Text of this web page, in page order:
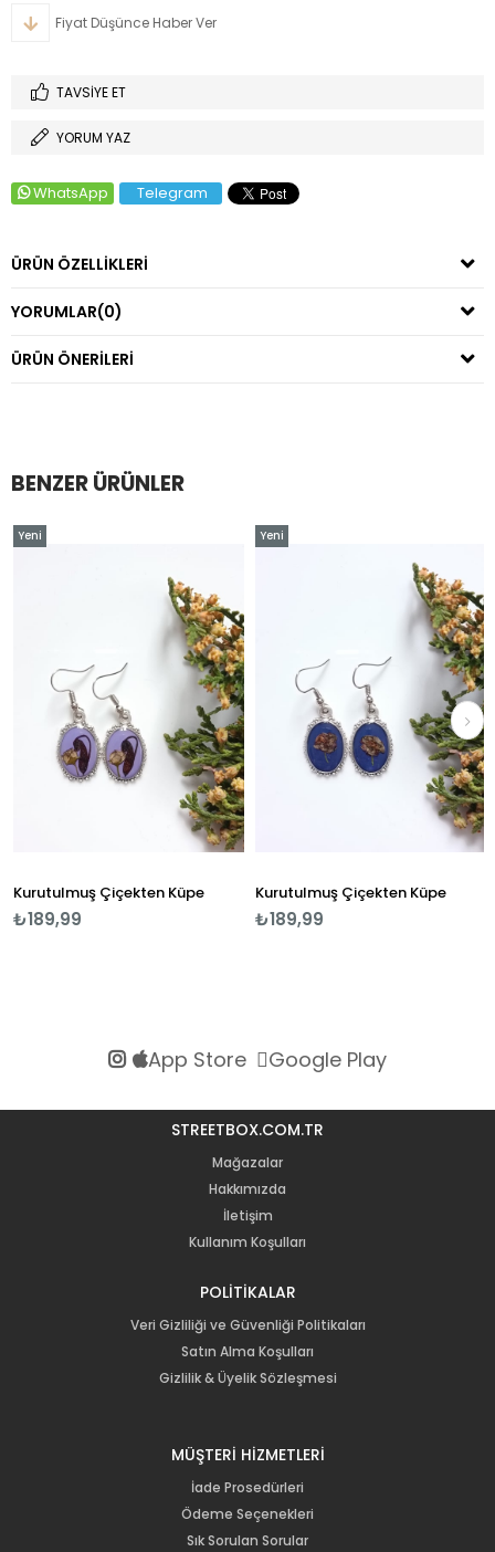
Fiyat Düşünce Haber Ver
TAVSIYE ET
YORUM YAZ
WhatsApp Telegram
ÜRÜN ÖZELLIKLERI
YORUMLAR(0)
ÜRÜN ÖNERILERI
BENZER ÜRÜNLER
Kurutulmuş Çiçekten Küpe
₺189,99
Yeni
Kurutulmuş Çiçekten Küpe
₺189,99
Yeni
App Store Google Play
STREETBOX.COM.TR
Mağazalar
Hakkımızda
İletişim
Kullanım Koşulları
POLİTİKALAR
Veri Gizliliği ve Güvenliği Politikaları
Satın Alma Koşulları
Gizlilik & Üyelik Sözleşmesi
MÜŞTERİ HİZMETLERİ
İade Prosedürleri
Ödeme Seçenekleri
Sık Sorulan Sorular